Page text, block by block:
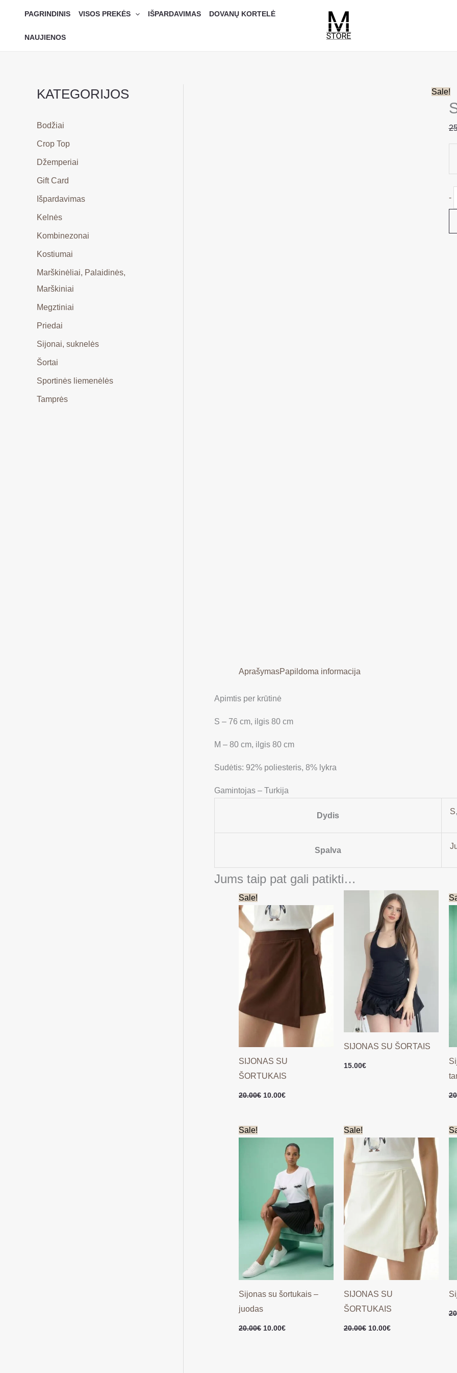
PAGRINDINIS VISOS PREKĖS IŠPARDAVIMAS DOVANŲ KORTELĖ
NAUJIENOS
KATEGORIJOS
Bodžiai
Crop Top
Džemperiai
Gift Card
Išpardavimas
Kelnės
Kombinezonai
Kostiumai
Marškinėliai, Palaidinės,
Marškiniai
Megztiniai
Priedai
Sijonai, suknelės
Šortai
Sportinės liemenėlės
Tamprės
Sale!
-
AprašymasPapildoma informacija
Apimtis per krūtinė
S – 76 cm, ilgis 80 cm
M – 80 cm, ilgis 80 cm
Sudėtis: 92% poliesteris, 8% lykra
Gamintojas – Turkija
Dydis S,
Spalva
Jums taip pat gali patikti…
Sale!
SIJONAS SU
ŠORTUKAIS
20.00€
price
was:
20.00€.
10.00€
price
is:
SIJONAS SU ŠORTAIS
15.00€
Sale!
Sijonas su šortukais –
juodas
20.00€
price
20.00€.
10.00€
price
is:
10.00€.
Sale!
SIJONAS SU
ŠORTUKAIS
20.00€
price
was:
20.00€.
10.00€
price
10.00€.